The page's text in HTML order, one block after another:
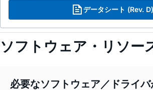
データシート (Rev. D)
ソフトウェア・リソー
必要なソフトウェア／ドライバ